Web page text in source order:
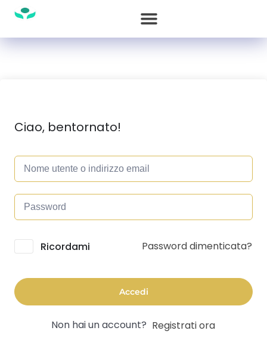
Ciao, bentornato!
Alternative:
Ricordami Password dimenticata?
Accedi
Non hai un account? Registrati ora